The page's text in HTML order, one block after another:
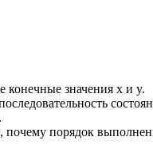
конечные значения x и y.
почему порядок